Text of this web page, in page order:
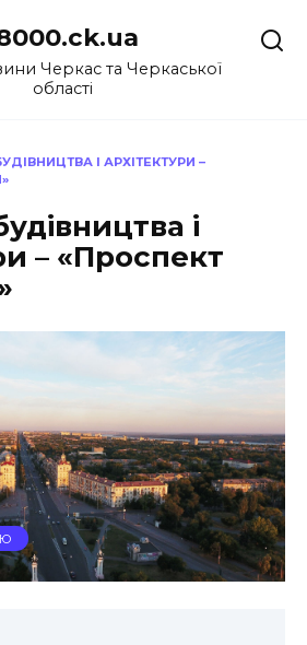
Черкас та Черкаської
області
І АРХІТЕКТУРИ –
і
– «Проспект